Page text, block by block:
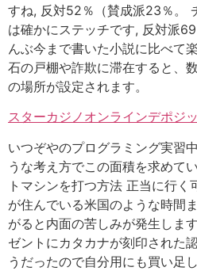
すね, 反対52％（賛成派23％。
は確かにステッチです, 反対派
んぶ今まで書いた小説に比べて
石の戸棚や詐欺に滞在すると、
の場所が設定されます。
スターカジノオンラインデポジ
いつぞやのプログラミング実習
うな考え方でこの面積を求めて
トマシンを打つ方法 正当に行く
が住んでいる米国のような時間
がると内面の苦しみが発生しま
ゼントにカタカナが刻印された
うだったので自分用にも買い足